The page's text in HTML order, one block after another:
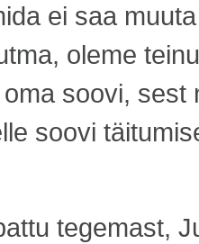
ei saa
oleme
soovi,
soovi
tegemast,